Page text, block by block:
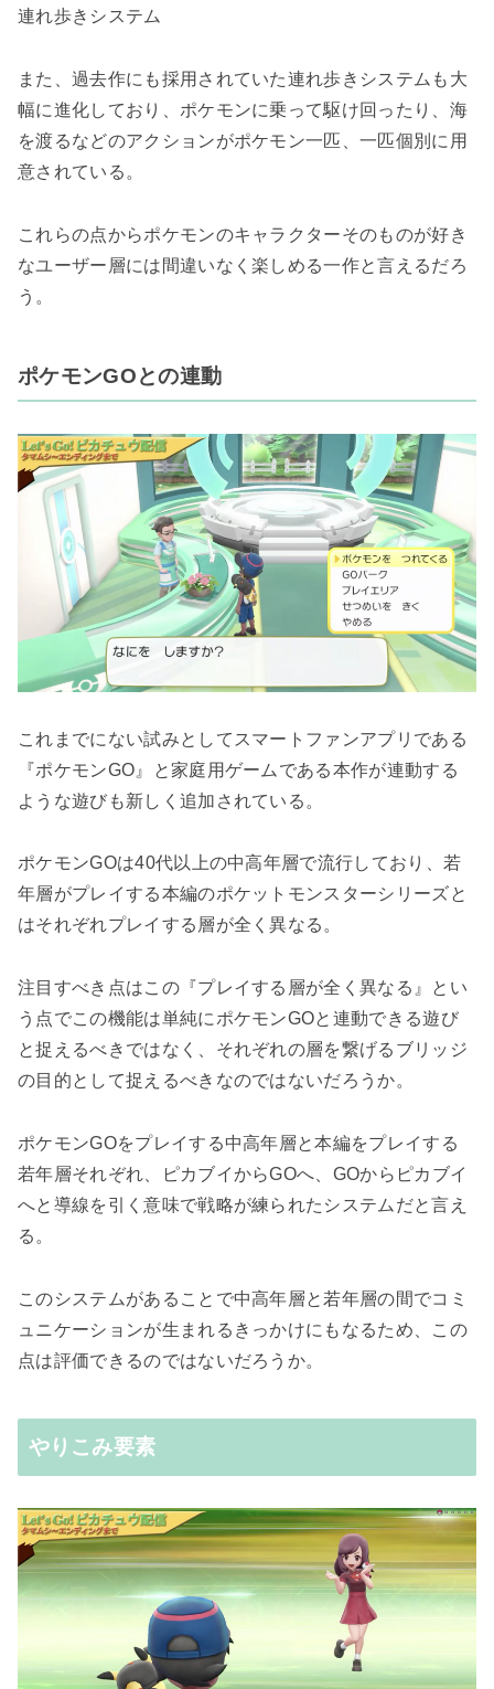
連れ歩きシステム
また、過去作にも採用されていた連れ歩きシステムも大
幅に進化しており、ポケモンに乗って駆け回ったり、海
を渡るなどのアクションがポケモン一匹、一匹個別に用
意されている。
これらの点からポケモンのキャラクターそのものが好き
なユーザー層には間違いなく楽しめる一作と言えるだろ
う。
ポケモンGOとの連動
これまでにない試みとしてスマートファンアプリである
『ポケモンGO』と家庭用ゲームである本作が連動する
ような遊びも新しく追加されている。
ポケモンGOは40代以上の中高年層で流行しており、若
年層がプレイする本編のポケットモンスターシリーズと
はそれぞれプレイする層が全く異なる。
注目すべき点はこの『プレイする層が全く異なる』とい
う点でこの機能は単純にポケモンGOと連動できる遊び
と捉えるべきではなく、それぞれの層を繋げるブリッジ
の目的として捉えるべきなのではないだろうか。
ポケモンGOをプレイする中高年層と本編をプレイする
若年層それぞれ、ピカブイからGOへ、GOからピカブイ
へと導線を引く意味で戦略が練られたシステムだと言え
る。
このシステムがあることで中高年層と若年層の間でコミ
ュニケーションが生まれるきっかけにもなるため、この
点は評価できるのではないだろうか。
やりこみ要素